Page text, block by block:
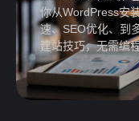
你从WordPress安
速、SEO优化、到
建站技巧，无需编